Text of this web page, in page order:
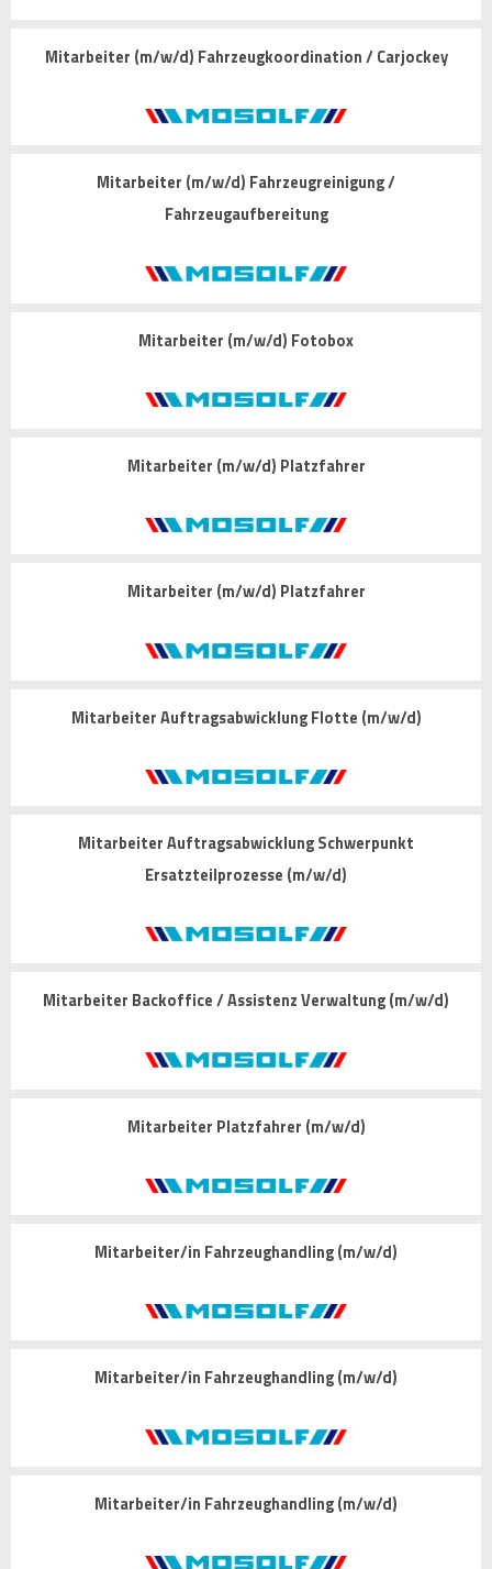
Mitarbeiter (m/w/d) Fahrzeugkoordination / Carjockey
Mitarbeiter (m/w/d) Fahrzeugreinigung /
Fahrzeugaufbereitung
Mitarbeiter (m/w/d) Fotobox
Mitarbeiter (m/w/d) Platzfahrer
Mitarbeiter (m/w/d) Platzfahrer
Mitarbeiter Auftragsabwicklung Flotte (m/w/d)
Mitarbeiter Auftragsabwicklung Schwerpunkt
Ersatzteilprozesse (m/w/d)
Mitarbeiter Backoffice / Assistenz Verwaltung (m/w/d)
Mitarbeiter Platzfahrer (m/w/d)
Mitarbeiter/in Fahrzeughandling (m/w/d)
Mitarbeiter/in Fahrzeughandling (m/w/d)
Mitarbeiter/in Fahrzeughandling (m/w/d)